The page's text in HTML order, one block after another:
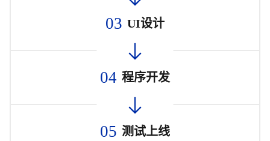
03 UI设计
04 程序开发
05 测试上线